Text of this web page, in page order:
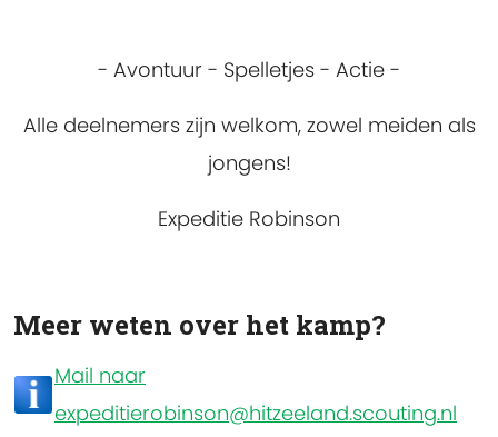
- Avontuur - Spelletjes - Actie -
Alle deelnemers zijn welkom, zowel meiden als
jongens!
Expeditie Robinson
Meer weten over het kamp?
Mail naar
expeditierobinson@hitzeeland.scouting.nl